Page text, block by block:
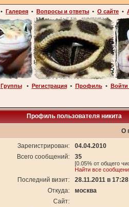
• Галерея • Вопросы и ответы • О сайте •
Группы• Регистрация• Профиль•
Профиль пользователя никита
О
Зарегистрирован:
04.04.2010
Всего сообщений:
35
[0.05% от общего
Найти все
Последний визит:
28.11.2011 в
Откуда:
москва
Сайт: